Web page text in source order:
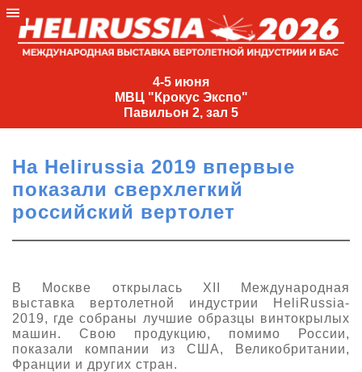
4-5 июня
МВЦ "Крокус Экспо"
Павильон 2, зал 5
4-
МВЦ
Экспо"
Павильон
2,
зал
+7
(495)
477-
33-81
На Helirussia 2019 впервые
показали сверхлегкий
российский вертолет
В Москве открылась XII Международная
выставка вертолетной индустрии HeliRussia-
2019, где собраны лучшие образцы винтокрылых
машин. Свою продукцию, помимо России,
показали компании из США, Великобритании,
Франции и других стран.